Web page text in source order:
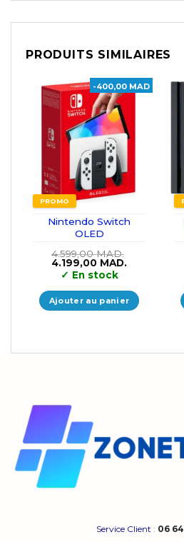
PRODUITS SIMILAIRES
-400,00 MAD
PROMO
Nintendo Switch
OLED
4.599,00MAD.
Le
prix
initial
était :
4.599,00 MAD..
4.199,00 MAD.
est :
4.199,00
✓ En stock
Ajouter au panier
Service Client : 06